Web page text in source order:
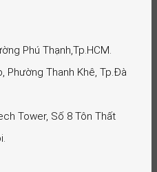
Phú Thạnh,Tp.HCM.
Phường Thanh Khê, Tp.Đà
Tower, Số 8 Tôn Thất